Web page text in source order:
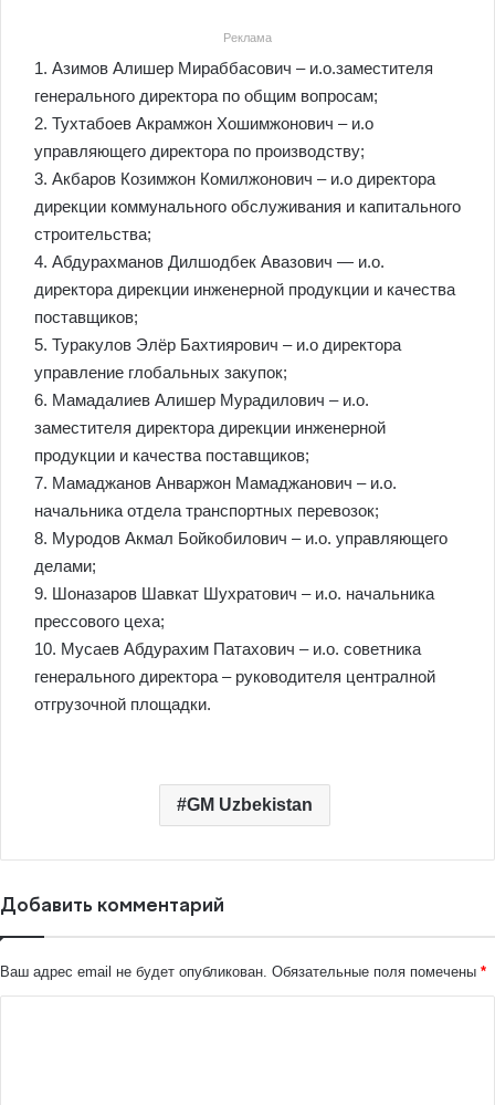
Реклама
1. Азимов Алишер Мираббасович – и.о.заместителя
генерального директора по общим вопросам;
2. Тухтабоев Акрамжон Хошимжонович – и.о
управляющего директора по производству;
3. Акбаров Козимжон Комилжонович – и.о директора
дирекции коммунального обслуживания и капитального
строительства;
4. Абдурахманов Дилшодбек Авазович — и.о.
директора дирекции инженерной продукции и качества
поставщиков;
5. Туракулов Элёр Бахтиярович – и.о директора
управление глобальных закупок;
6. Мамадалиев Алишер Мурадилович – и.о.
заместителя директора дирекции инженерной
продукции и качества поставщиков;
7. Мамаджанов Анваржон Мамаджанович – и.о.
начальника отдела транспортных перевозок;
8. Муродов Акмал Бойкобилович – и.о. управляющего
делами;
9. Шоназаров Шавкат Шухратович – и.о. начальника
прессового цеха;
10. Мусаев Абдурахим Патахович – и.о. советника
генерального директора – руководителя централной
отгрузочной площадки.
GM Uzbekistan
Добавить комментарий
Ваш адрес email не будет опубликован. Обязательные поля помечены *